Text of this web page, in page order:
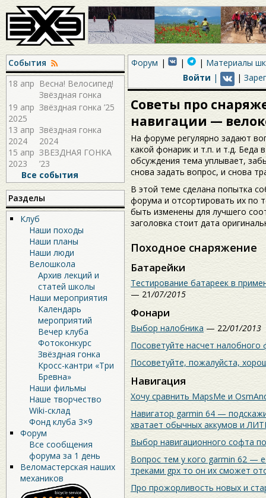
События
18 апр Весна! Велосипед!
Звёздная гонка
2026!
19 апр
2025
Звёздная гонка ’25
13 апр
2024
Звёздная гонка
2024
15 апр
2023
ЗВЕЗДНАЯ ГОНКА
’23
Все события
Разделы
Клуб
Наши походы
Наши планы
Наши люди
Велошкола
Архив лекций и
статей школы
Наши мероприятия
Календарь
мероприятий
Вечер клуба
Фотоконкурс
Звёздная гонка
Кросс-кантри «Три
Бревна»
Наши фильмы
Наше творчество
Wiki-склад
Фонд клуба 3×9
Форум
Все сообщения
форума за 1 день
Веломастерская наших
механиков
Форум
Материалы
Войти | |
Советы про
навигации —
На форуме регулярно задают
какой фонарик и т.п. и т.д. Беда
обсуждения тема уплывает,
снова задать вопрос, и снова
В этой теме сделана попытка
форума и отсортировать их по
быть изменены для лучшего
заголовка стоит дата
Походное снаряжение
Батарейки
Тестирование батареек в
— 21/07/2015
Фонари
Выбор налобника — 22/01/2013
Посоветуйте насчет
Посоветуйте, пожалуйста,
Навигация
Хочу сравнить MapsMe и
Навигатор garmin 64 —
хватает обычных аккумов и
Выбор навигационного софта
Вопрос тем у кого garmin 62 —
треками gpx то он их сможет
Про прожорливость новых и